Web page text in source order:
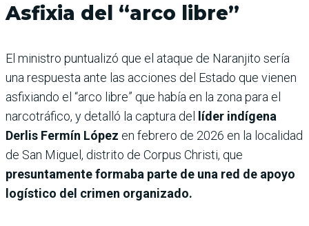
Asfixia del “arco libre”
El ministro puntualizó que el ataque de Naranjito sería
una respuesta ante las acciones del Estado que vienen
asfixiando el “arco libre” que había en la zona para el
narcotráfico, y detalló la captura del líder indígena
Derlis Fermín López en febrero de 2026 en la localidad
de San Miguel, distrito de Corpus Christi, que
presuntamente formaba parte de una red de apoyo
logístico del crimen organizado.